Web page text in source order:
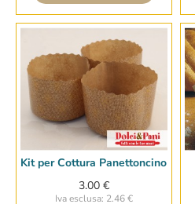
Kit per Cottura Panettoncino
3.00 €
Iva esclusa: 2.46 €